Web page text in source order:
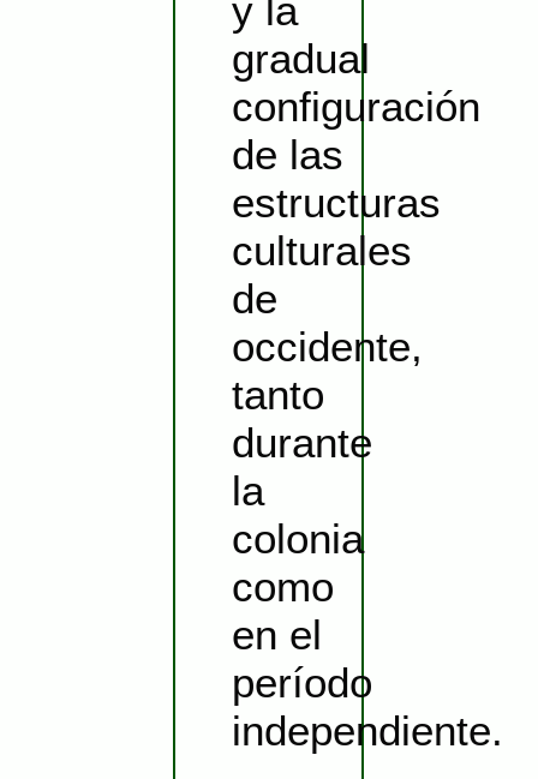
y la
gradual
configuración
de las
estructuras
culturales
de
occidente,
tanto
durante
la
colonia
como
en el
período
independiente.